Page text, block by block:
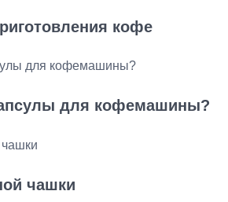
кофе
для кофемашины?
чашки